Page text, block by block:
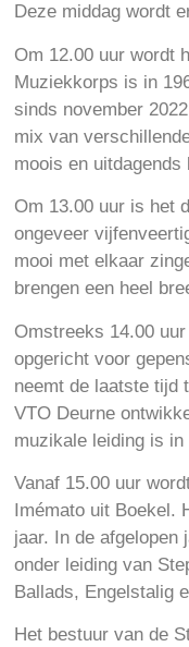
Deze middag wordt
Om 12.00 uur wordt
Muziekkorps is in
sinds november
mix van
moois en uitdagends
Om 13.00 uur is het
ongeveer
mooi met elkaar
brengen een heel
Omstreeks 14.00
opgericht voor
neemt de laatste tijd
VTO Deurne
muzikale leiding is in
Vanaf 15.00 uur
Imémato uit Boekel.
jaar. In de
onder leiding van
Ballads, Engelstalig
Het bestuur van de